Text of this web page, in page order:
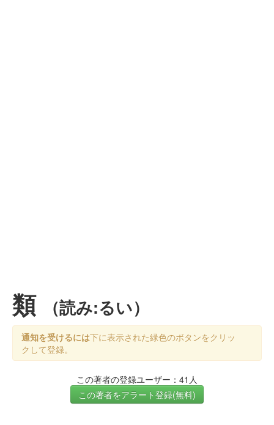
類 （読み:るい）
通知を受けるには下に表示された緑色のボタンをクリッ
クして登録。
この著者の登録ユーザー：41人
この著者をアラート登録(無料)